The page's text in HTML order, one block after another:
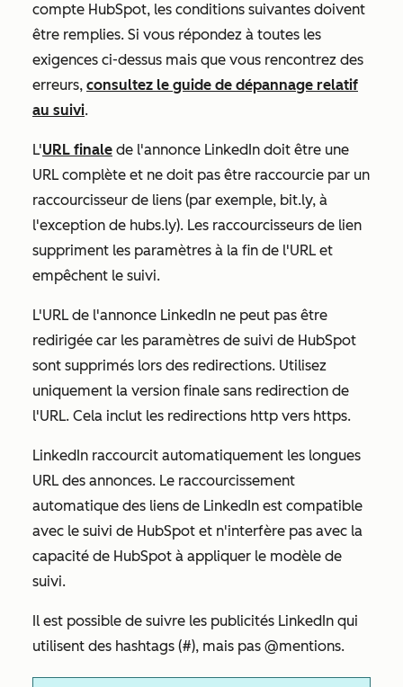
compte HubSpot, les conditions suivantes doivent
être remplies. Si vous répondez à toutes les
exigences ci-dessus mais que vous rencontrez des
erreurs, consultez le guide de dépannage relatif
au suivi.
L'URL finale de l'annonce LinkedIn doit être une
URL complète et ne doit pas être raccourcie par un
raccourcisseur de liens (par exemple, bit.ly, à
l'exception de hubs.ly). Les raccourcisseurs de lien
suppriment les paramètres à la fin de l'URL et
empêchent le suivi.
L'URL de l'annonce LinkedIn ne peut pas être
redirigée car les paramètres de suivi de HubSpot
sont supprimés lors des redirections. Utilisez
uniquement la version finale sans redirection de
l'URL. Cela inclut les redirections http vers https.
LinkedIn raccourcit automatiquement les longues
URL des annonces. Le raccourcissement
automatique des liens de LinkedIn est compatible
avec le suivi de HubSpot et n'interfère pas avec la
capacité de HubSpot à appliquer le modèle de
suivi.
Il est possible de suivre les publicités LinkedIn qui
utilisent des hashtags (#), mais pas @mentions.